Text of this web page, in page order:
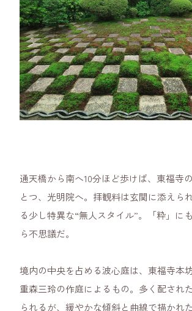
通天橋から南へ10分ほど歩けば、東福寺
とつ、光明院へ。拝観料は玄関に添えら
る少し特異な“無人スタイル”。「粋」に
ら不思議だ。
境内の中央を占める波心庭は、東福寺本
重森三玲の作庭によるもの。多く配され
られるが、緩やかな傾斜と曲線で描かれ